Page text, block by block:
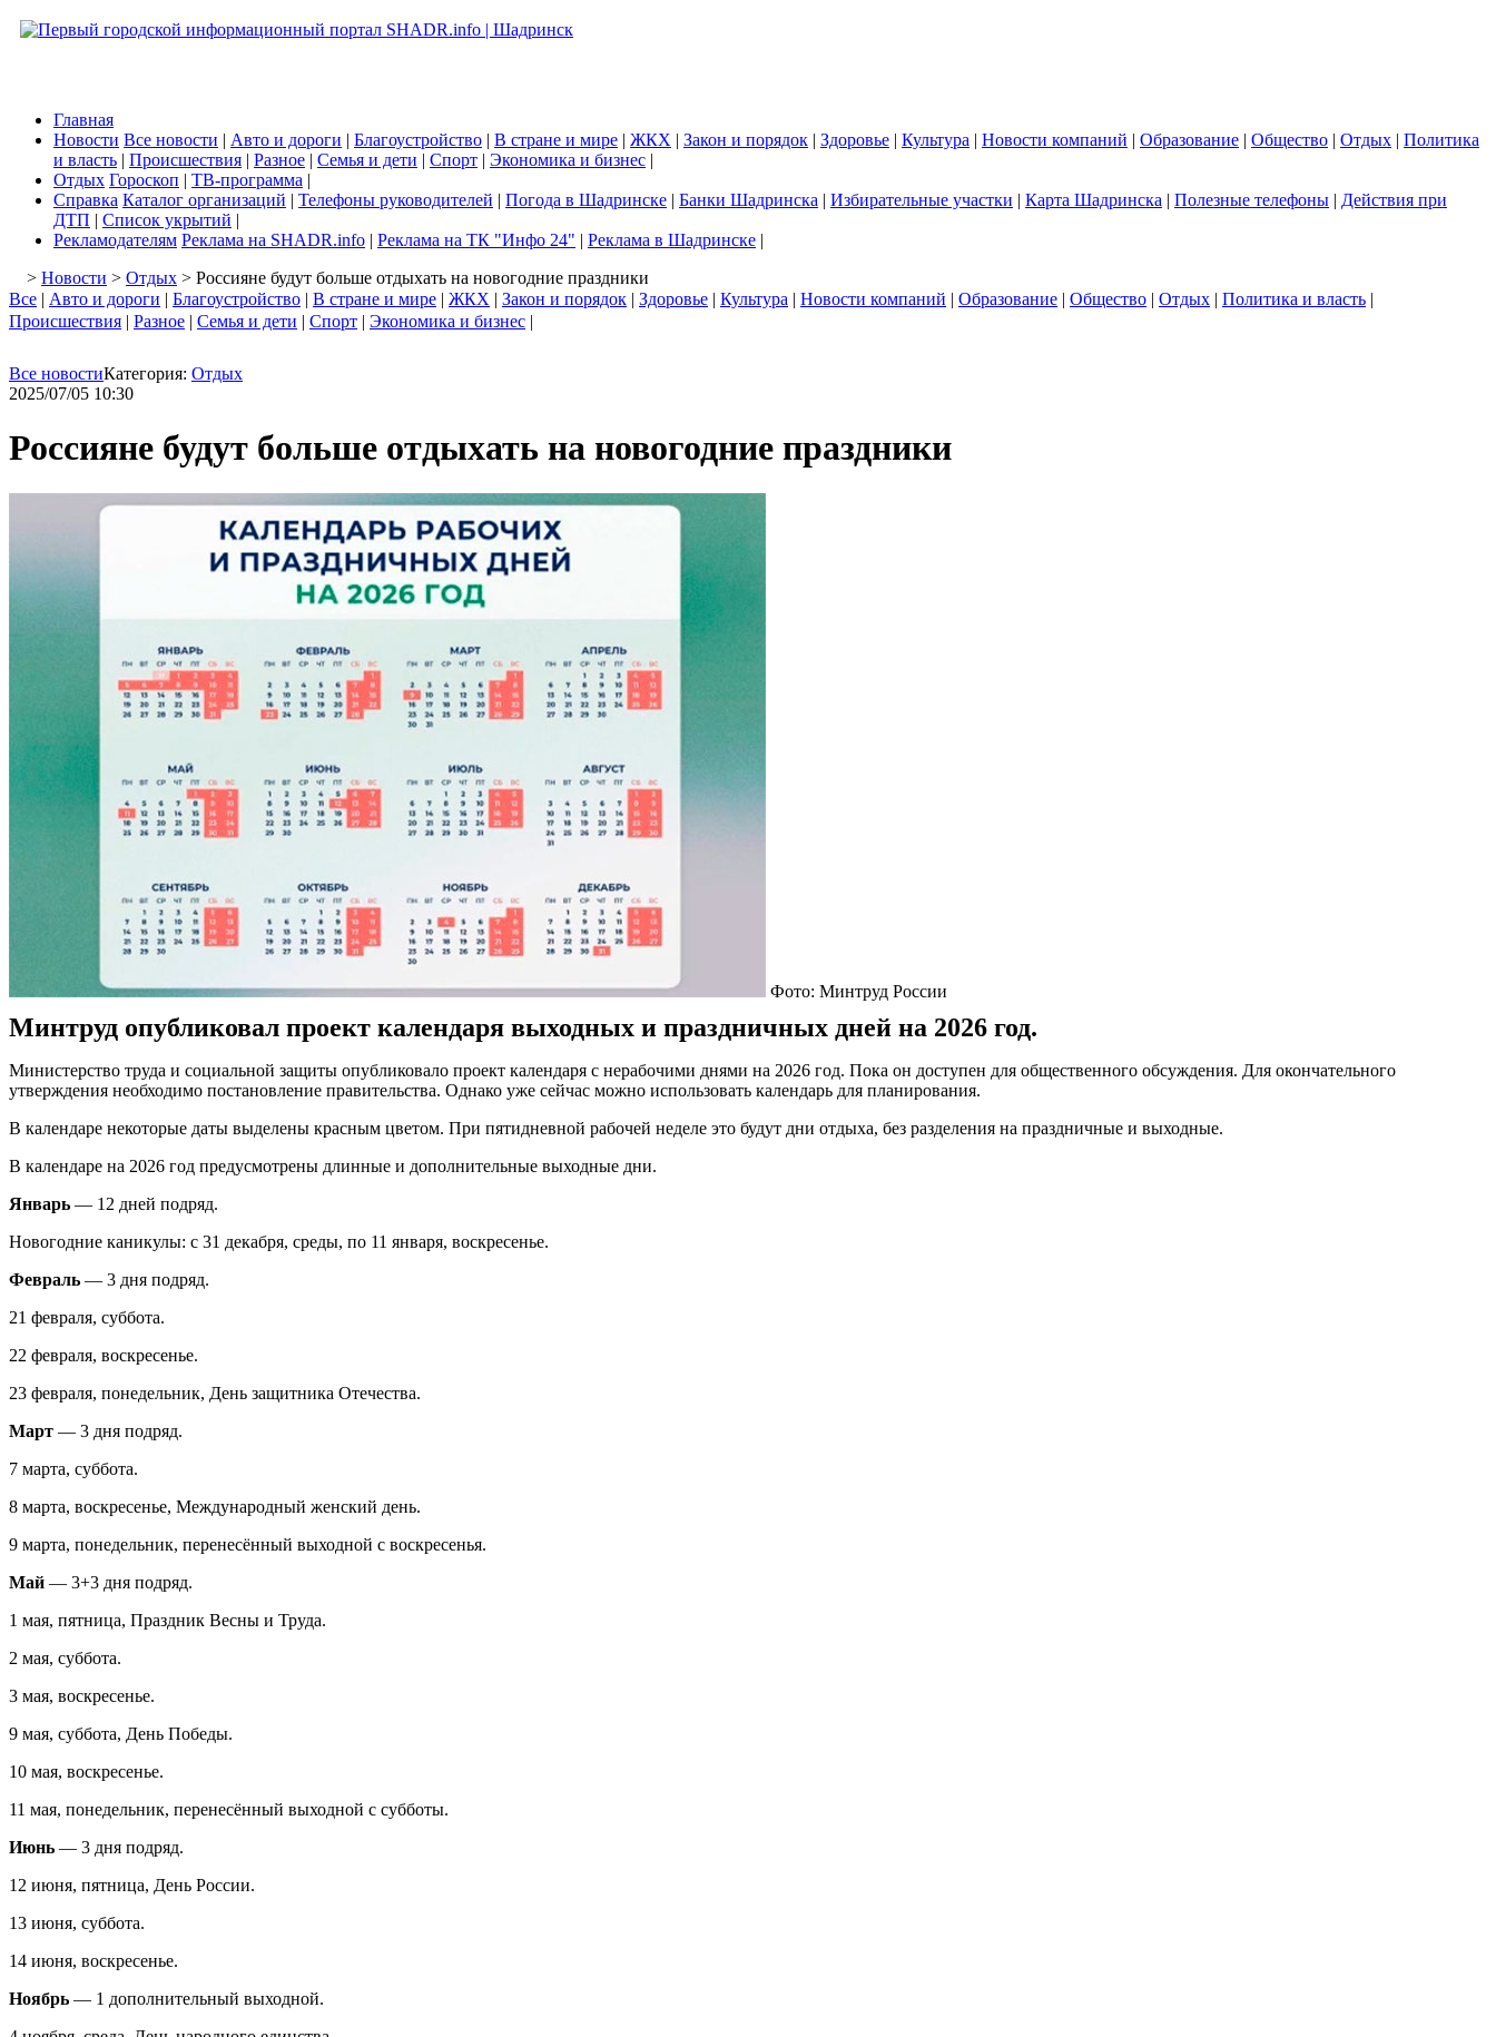
Главная
Новости Все новости | Авто и дороги | Благоустройство | В стране и мире | ЖКХ | Закон и порядок | Здоровье | Культура | Новости компаний | Образование | Общество | Отдых | Политика
и власть | Происшествия | Разное | Семья и дети | Спорт | Экономика и бизнес |
Отдых Гороскоп | ТВ-программа |
Справка Каталог организаций | Телефоны руководителей | Погода в Шадринске | Банки Шадринска | Избирательные участки | Карта Шадринска | Полезные телефоны | Действия при
ДТП | Список укрытий |
Рекламодателям Реклама на SHADR.info | Реклама на ТК "Инфо 24" | Реклама в Шадринске |
> Новости > Отдых > Россияне будут больше отдыхать на новогодние праздники
Все | Авто и дороги | Благоустройство | В стране и мире | ЖКХ | Закон и порядок | Здоровье | Культура | Новости компаний | Образование | Общество | Отдых | Политика и власть |
Происшествия | Разное | Семья и дети | Спорт | Экономика и бизнес |
Все новостиКатегория: Отдых
2025/07/05 10:30
Россияне будут больше отдыхать на новогодние праздники
Фото: Минтруд России
Минтруд опубликовал проект календаря выходных и праздничных дней на 2026 год.
Министерство труда и социальной защиты опубликовало проект календаря с нерабочими днями на 2026 год. Пока он доступен для общественного обсуждения. Для окончательного
утверждения необходимо постановление правительства. Однако уже сейчас можно использовать календарь для планирования.
В календаре некоторые даты выделены красным цветом. При пятидневной рабочей неделе это будут дни отдыха, без разделения на праздничные и выходные.
В календаре на 2026 год предусмотрены длинные и дополнительные выходные дни.
Январь — 12 дней подряд.
Новогодние каникулы: с 31 декабря, среды, по 11 января, воскресенье.
Февраль — 3 дня подряд.
21 февраля, суббота.
22 февраля, воскресенье.
23 февраля, понедельник, День защитника Отечества.
Март — 3 дня подряд.
7 марта, суббота.
8 марта, воскресенье, Международный женский день.
9 марта, понедельник, перенесённый выходной с воскресенья.
Май — 3+3 дня подряд.
1 мая, пятница, Праздник Весны и Труда.
2 мая, суббота.
3 мая, воскресенье.
9 мая, суббота, День Победы.
10 мая, воскресенье.
11 мая, понедельник, перенесённый выходной с субботы.
Июнь — 3 дня подряд.
12 июня, пятница, День России.
13 июня, суббота.
14 июня, воскресенье.
Ноябрь — 1 дополнительный выходной.